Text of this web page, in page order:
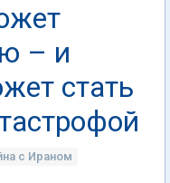
– и
стать
с Ираном